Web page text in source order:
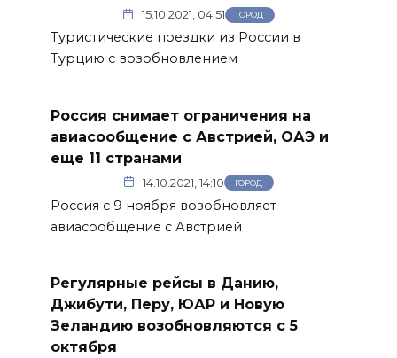
15.10.2021, 04:51 ГОРОД
Туристические поездки из России в
Турцию с возобновлением
Россия снимает ограничения на
авиасообщение с Австрией, ОАЭ и
еще 11 странами
14.10.2021, 14:10 ГОРОД
Россия с 9 ноября возобновляет
авиасообщение с Австрией
Регулярные рейсы в Данию,
Джибути, Перу, ЮАР и Новую
Зеландию возобновляются с 5
октября